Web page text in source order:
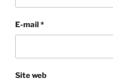
E-mail*
Site web